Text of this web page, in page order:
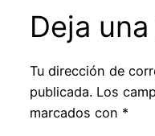
Deja
Tu dirección de
publicada. Los
marcados con *